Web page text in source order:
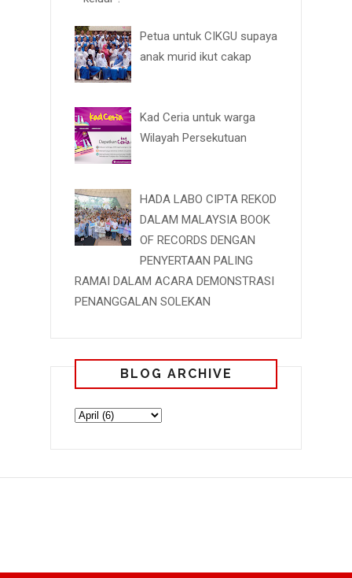
Petua untuk CIKGU supaya
anak murid ikut cakap
Kad Ceria untuk warga
Wilayah Persekutuan
HADA LABO CIPTA REKOD
DALAM MALAYSIA BOOK
OF RECORDS DENGAN
PENYERTAAN PALING
RAMAI DALAM ACARA DEMONSTRASI
PENANGGALAN SOLEKAN
BLOG ARCHIVE